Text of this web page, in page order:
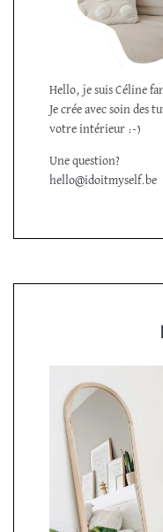
Hello, je suis Céline
Je crée avec soin des
votre intérieur :-)
Une question?
hello@idoitmyself.be